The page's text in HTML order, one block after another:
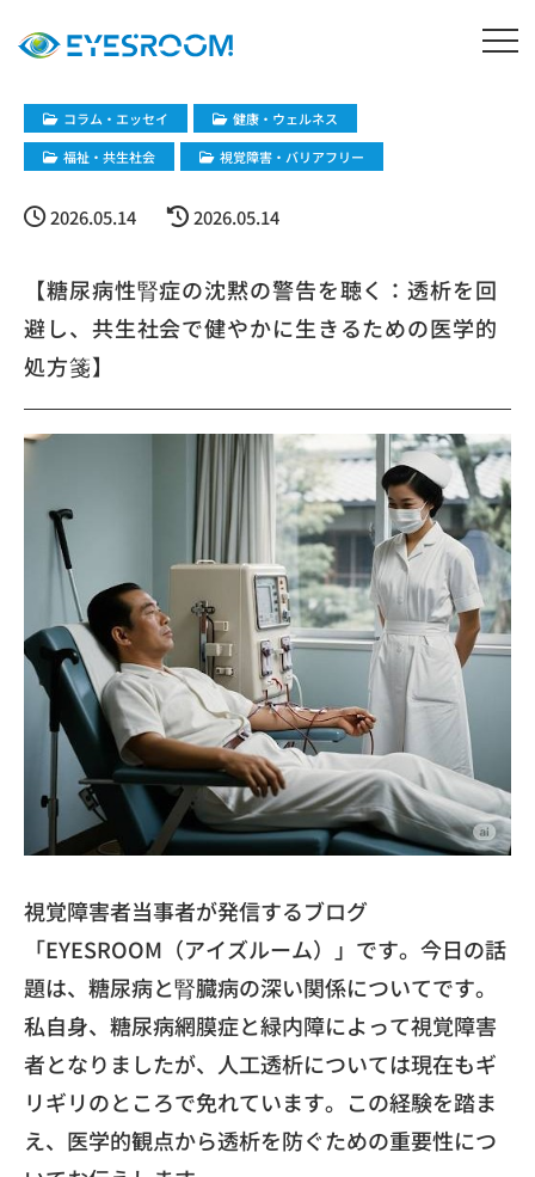
コラム・エッセイ
健康・ウェルネス
福祉・共生社会
視覚障害・バリアフリー
2026.05.14 2026.05.14
【糖尿病性腎症の沈黙の警告を聴く：透析を回
避し、共生社会で健やかに生きるための医学的
処方箋】
視覚障害者当事者が発信するブログ
「EYESROOM（アイズルーム）」です。今日の話
題は、 糖尿病と腎臓病の深い関係についてです。
私自身、 糖尿病網膜症と緑内障によって視覚障害
者となりましたが、 人工透析については現在もギ
リギリのところで免れています。 この経験を踏ま
え、 医学的観点から透析を防ぐための重要性につ